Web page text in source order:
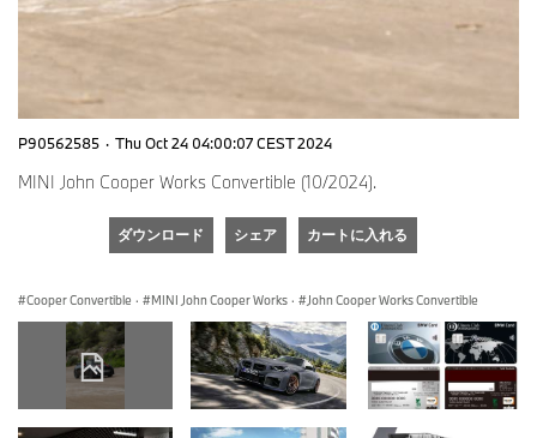
P90562585 · Thu Oct 24 04:00:07 CEST 2024
MINI John Cooper Works Convertible (10/2024).
ダウンロード シェア カートに入れる
Cooper Convertible · MINI John Cooper Works · John Cooper Works Convertible